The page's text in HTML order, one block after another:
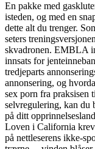
En pakke med
isteden, og med en
dette alt du trenger.
seters
skvadronen. EMBLA
innsats for
tredjeparts
annonsering, og
sex porn fra praksisen
selvregulering, kan du
på ditt
Loven i California
på nettleserens ikke-